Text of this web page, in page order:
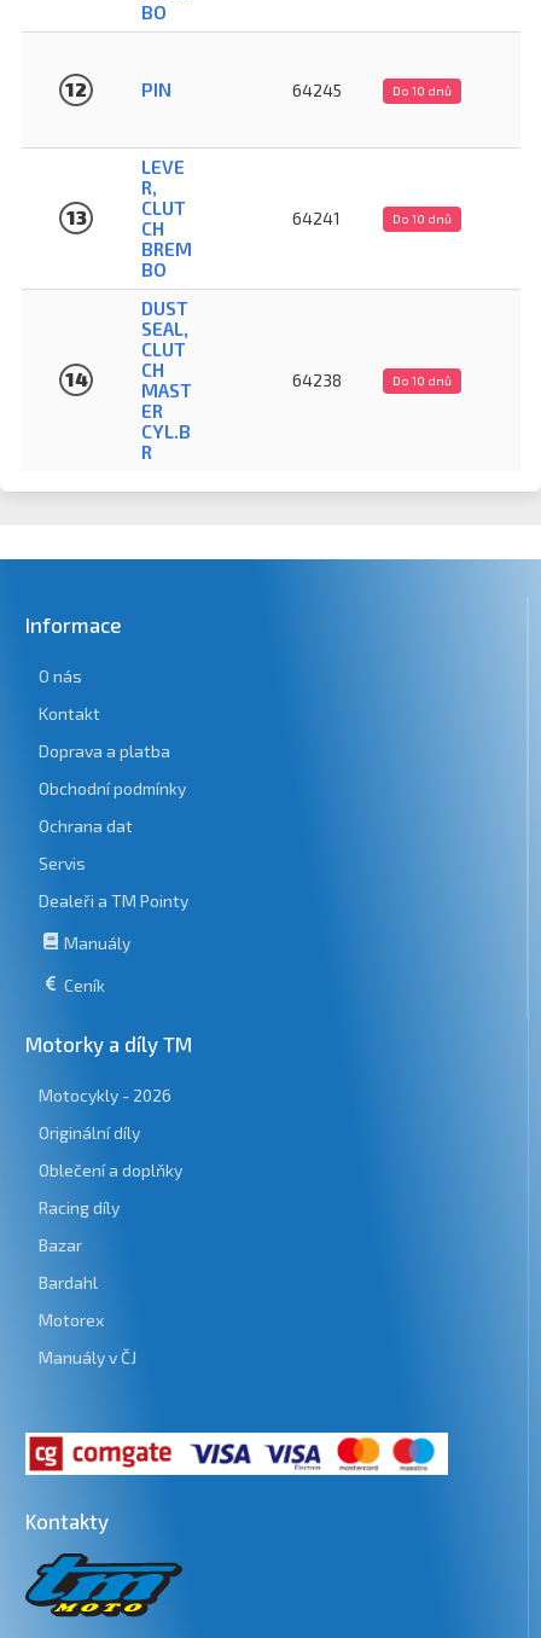
BO
12 PIN 64245 Do 10 dnů
13
LEVE
R,
CLUT
CH
BREM
BO
64241 Do 10 dnů
14
DUST
SEAL,
CLUT
CH
MAST
ER
CYL.B
R
64238 Do 10 dnů
Informace
O nás
Kontakt
Doprava a platba
Obchodní podmínky
Ochrana dat
Servis
Dealeři a TM Pointy
Manuály
Ceník
Motorky a díly TM
Motocykly - 2026
Originální díly
Oblečení a doplňky
Racing díly
Bazar
Bardahl
Motorex
Manuály v ČJ
Kontakty